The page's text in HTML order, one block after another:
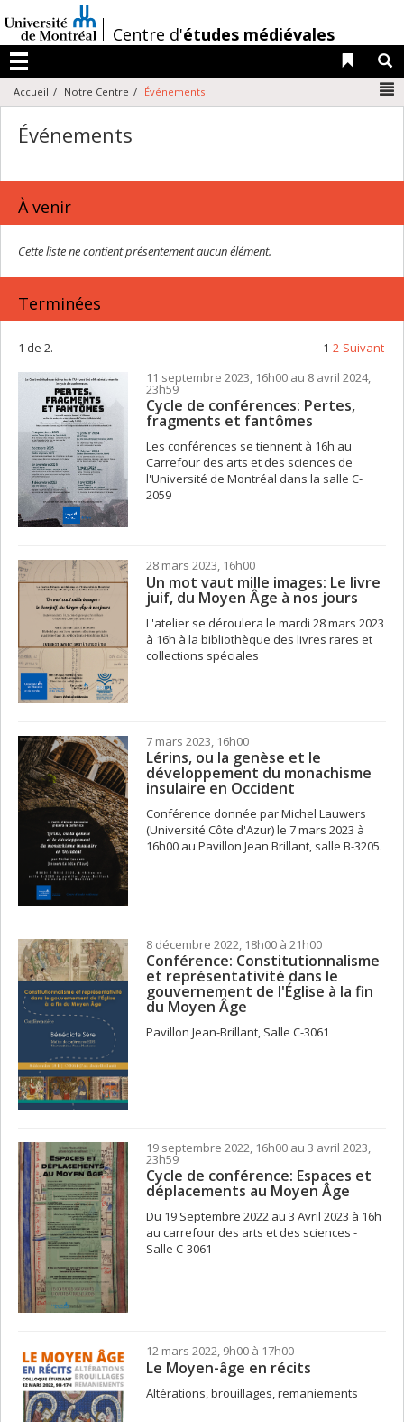
au
contenu
/
Centre d'études médiévales
Menu
Liens
Accueil Notre Centre Événements
Événements
À venir
Cette liste ne contient présentement aucun élément.
Terminées
1 de 2. 1 2 Suivant
11 septembre 2023, 16h00 au 8 avril 2024,
23h59
Cycle de conférences: Pertes,
fragments et fantômes
Les conférences se tiennent à 16h au
Carrefour des arts et des sciences de
l'Université de Montréal dans la salle C-
2059
28 mars 2023, 16h00
Un mot vaut mille images: Le livre
juif, du Moyen Âge à nos jours
L'atelier se déroulera le mardi 28 mars 2023
à 16h à la bibliothèque des livres rares et
collections spéciales
7 mars 2023, 16h00
Lérins, ou la genèse et le
développement du monachisme
insulaire en Occident
Conférence donnée par Michel Lauwers
(Université Côte d'Azur) le 7 mars 2023 à
16h00 au Pavillon Jean Brillant, salle B-3205.
8 décembre 2022, 18h00 à 21h00
Conférence: Constitutionnalisme
et représentativité dans le
gouvernement de l'Église à la fin
du Moyen Âge
Pavillon Jean-Brillant, Salle C-3061
19 septembre 2022, 16h00 au 3 avril 2023,
23h59
Cycle de conférence: Espaces et
déplacements au Moyen Âge
Du 19 Septembre 2022 au 3 Avril 2023 à 16h
au carrefour des arts et des sciences -
Salle C-3061
12 mars 2022, 9h00 à 17h00
Le Moyen-âge en récits
Altérations, brouillages, remaniements